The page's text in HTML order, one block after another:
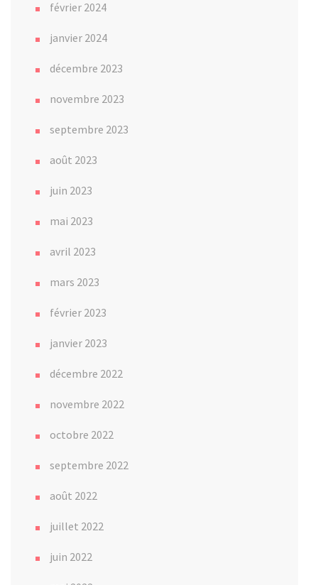
février 2024
janvier 2024
décembre 2023
novembre 2023
septembre 2023
août 2023
juin 2023
mai 2023
avril 2023
mars 2023
février 2023
janvier 2023
décembre 2022
novembre 2022
octobre 2022
septembre 2022
août 2022
juillet 2022
juin 2022